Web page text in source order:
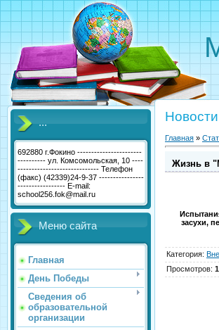
...
692880 г.Фокино -----------------------
---------- ул. Комсомольская, 10 ----
----------------------------- Телефон
(факс) (42339)24-9-37 ----------------
----------------- E-mail:
school256.fok@mail.ru
Меню сайта
Главная
День Победы
Сведения об
образовательной
организации
Главная »
Жизнь в
засухи,
Категория:
Просмотров: